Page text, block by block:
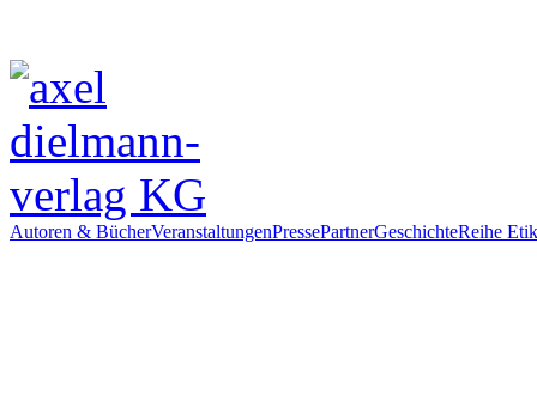
Autoren & BücherVeranstaltungenPressePartnerGeschichteReihe